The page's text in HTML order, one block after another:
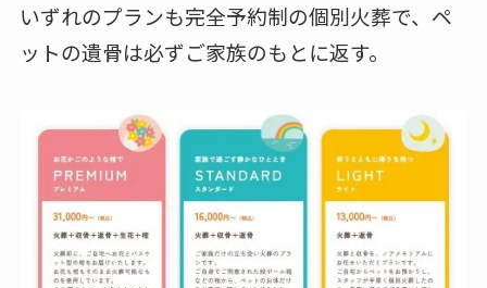
いずれのプランも完全予約制の個別火葬で、ペ
ットの遺骨は必ずご家族のもとに返す。